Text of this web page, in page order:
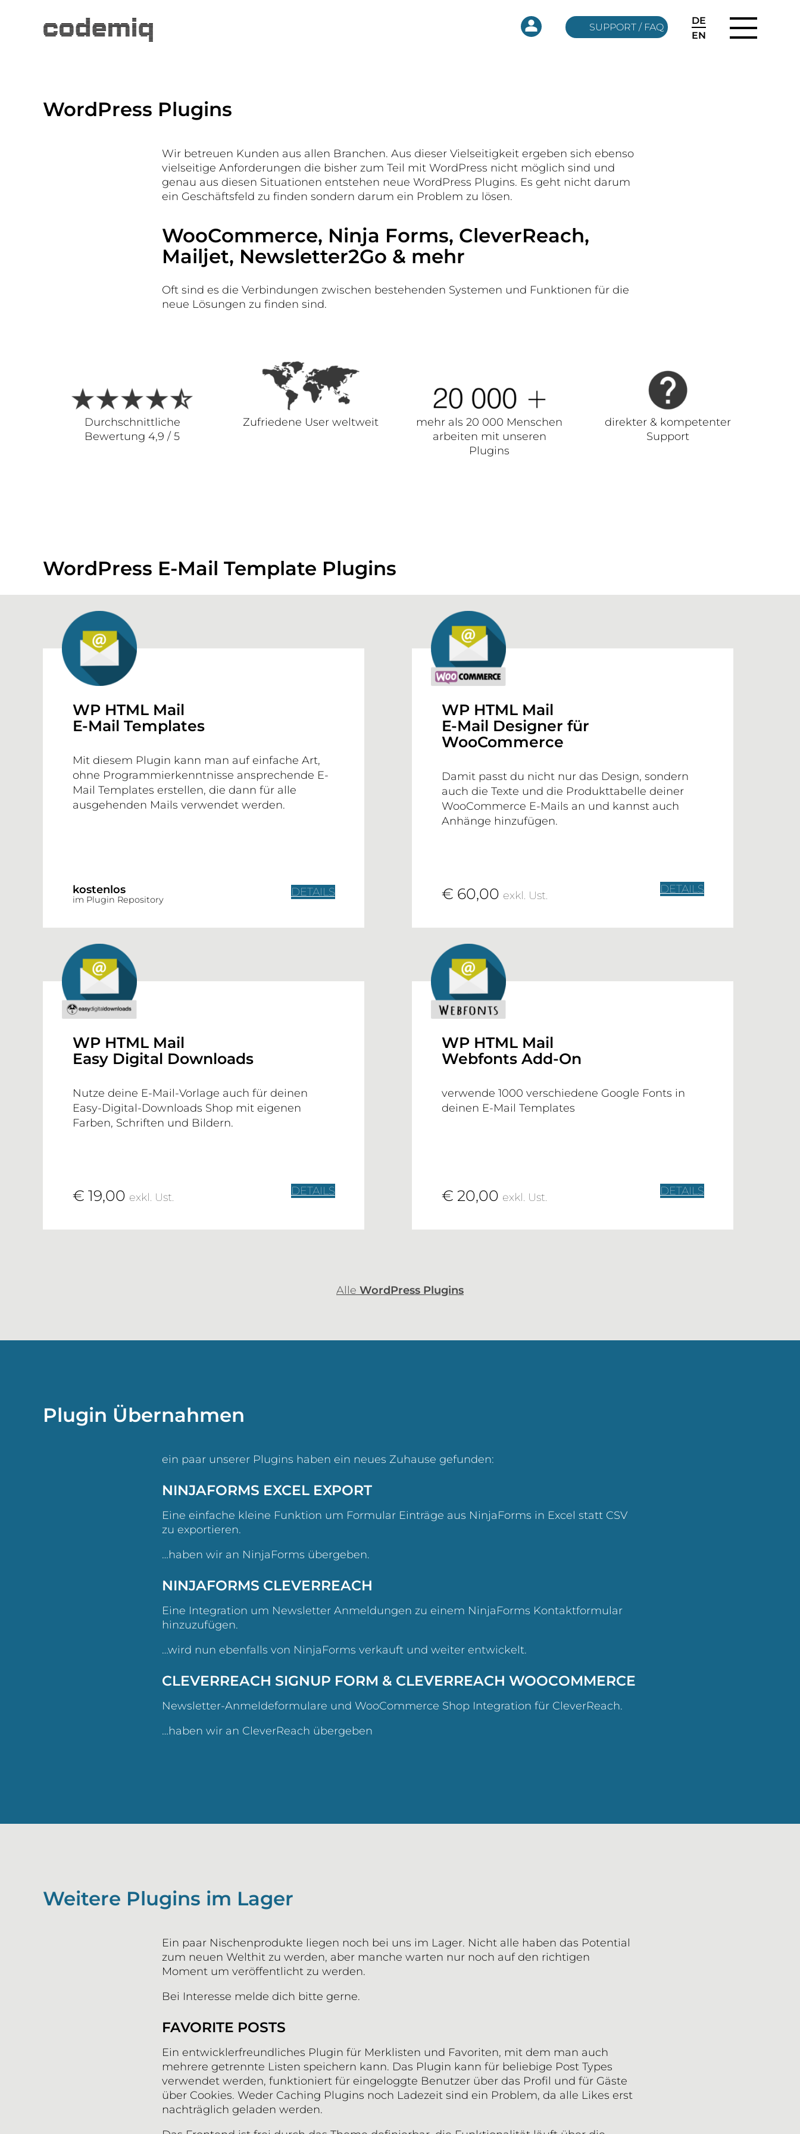
DE
EN
SUPPORT / FAQ
WORDPRESS PLUGINS
BLOG
KONTAKT
WordPress Plugins
Wir betreuen Kunden aus allen Branchen. Aus dieser Vielseitigkeit ergeben sich ebenso
vielseitige Anforderungen die bisher zum Teil mit WordPress nicht möglich sind und
genau aus diesen Situationen entstehen neue WordPress Plugins. Es geht nicht darum
ein Geschäftsfeld zu finden sondern darum ein Problem zu lösen.
WooCommerce, Ninja Forms, CleverReach,
Mailjet, Newsletter2Go & mehr
Oft sind es die Verbindungen zwischen bestehenden Systemen und Funktionen für die
neue Lösungen zu finden sind.
Durchschnittliche
Bewertung 4,9 / 5
Zufriedene User weltweit
mehr als 20 000 Menschen
arbeiten mit unseren
Plugins
direkter & kompetenter
Support
WordPress E-Mail Template Plugins
WP HTML Mail
E-Mail Templates
Mit diesem Plugin kann man auf einfache Art,
ohne Programmierkenntnisse ansprechende E-
Mail Templates erstellen, die dann für alle
ausgehenden Mails verwendet werden.
kostenlos
im Plugin Repository
DETAILS
WP HTML Mail
E-Mail Designer für
WooCommerce
Damit passt du nicht nur das Design, sondern
auch die Texte und die Produkttabelle deiner
WooCommerce E-Mails an und kannst auch
Anhänge hinzufügen.
€ 60,00 exkl. Ust. DETAILS
WP HTML Mail
Easy Digital Downloads
Nutze deine E-Mail-Vorlage auch für deinen
Easy-Digital-Downloads Shop mit eigenen
Farben, Schriften und Bildern.
€ 19,00 exkl. Ust. DETAILS
WP HTML Mail
Webfonts Add-On
verwende 1000 verschiedene Google Fonts in
deinen E-Mail Templates
€ 20,00 exkl. Ust. DETAILS
Alle WordPress Plugins
Plugin Übernahmen
ein paar unserer Plugins haben ein neues Zuhause gefunden:
NINJAFORMS EXCEL EXPORT
Eine einfache kleine Funktion um Formular Einträge aus NinjaForms in Excel statt CSV
zu exportieren.
…haben wir an NinjaForms übergeben.
NINJAFORMS CLEVERREACH
Eine Integration um Newsletter Anmeldungen zu einem NinjaForms Kontaktformular
hinzuzufügen.
…wird nun ebenfalls von NinjaForms verkauft und weiter entwickelt.
CLEVERREACH SIGNUP FORM & CLEVERREACH WOOCOMMERCE
Newsletter-Anmeldeformulare und WooCommerce Shop Integration für CleverReach.
…haben wir an CleverReach übergeben
Weitere Plugins im Lager
Ein paar Nischenprodukte liegen noch bei uns im Lager. Nicht alle haben das Potential
zum neuen Welthit zu werden, aber manche warten nur noch auf den richtigen
Moment um veröffentlicht zu werden.
Bei Interesse melde dich bitte gerne.
FAVORITE POSTS
Ein entwicklerfreundliches Plugin für Merklisten und Favoriten, mit dem man auch
mehrere getrennte Listen speichern kann. Das Plugin kann für beliebige Post Types
verwendet werden, funktioniert für eingeloggte Benutzer über das Profil und für Gäste
über Cookies. Weder Caching Plugins noch Ladezeit sind ein Problem, da alle Likes erst
nachträglich geladen werden.